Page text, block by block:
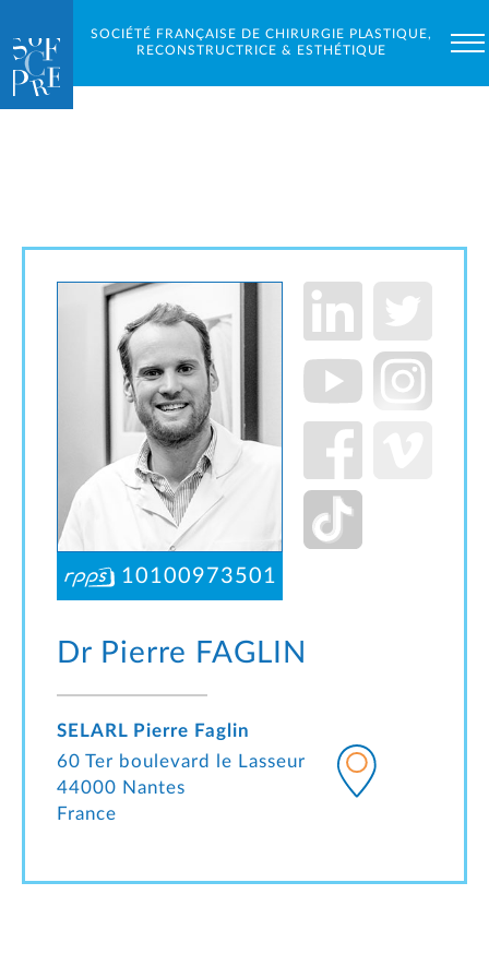
SOCIÉTÉ FRANÇAISE DE CHIRURGIE PLASTIQUE,
RECONSTRUCTRICE & ESTHÉTIQUE
10100973501
Dr Pierre FAGLIN
SELARL Pierre Faglin
60 Ter boulevard le Lasseur
44000 Nantes
France